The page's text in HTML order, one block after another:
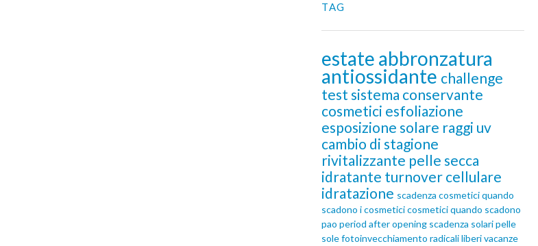
TAG
estate abbronzatura
antiossidante challenge
test sistema conservante
cosmetici esfoliazione
esposizione solare raggi uv
cambio di stagione
rivitalizzante pelle secca
idratante turnover cellulare
idratazione scadenza cosmeticiquando
scadono i cosmeticicosmetici quando scadono
pao period after opening scadenza solaripelle
solefotoinvecchiamento radicali liberivacanze